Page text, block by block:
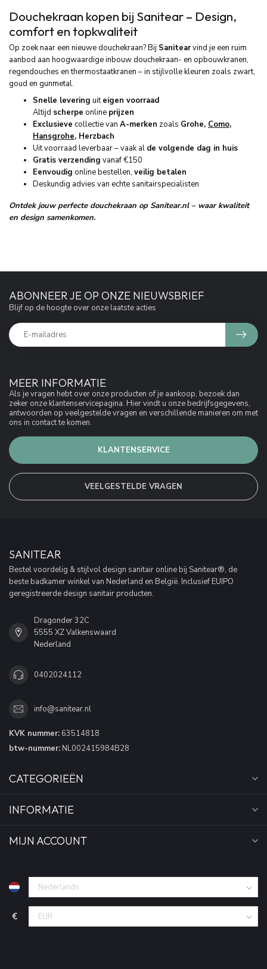
Douchekraan kopen bij Sanitear – Design,
comfort en topkwaliteit
Op zoek naar een nieuwe douchekraan? Bij Sanitearvind je een ruim
aanbod aan hoogwaardige inbouw douchekraan- en opbouwkranen,
regendouches en thermostaatkranen – in stijlvolle kleuren zoals zwart,
goud en gunmetal.
Snelle levering uiteigen voorraad
Altijd scherpe online prijzen
Exclusieve collectie van A-merken zoals Grohe, Como,
Hansgrohe, Herzbach
Uit voorraad leverbaar – vaak al de volgende dag in huis
Gratis verzending vanaf €150
Eenvoudig online bestellen, veilig betalen
Deskundig advies van echte sanitairspecialisten
Ontdek jouw perfecte douchekraan op Sanitear.nl – waar kwaliteit
en design samenkomen.
MEER INFORMATIE
Als je vragen hebt over onze producten of je aankoop, bezoek dan
zeker onze klantenservicepagina. Hier vindt u onze bedrijfsgegevens,
antwoorden op veelgestelde vragen en verschillende manieren om met
ons in contact te komen.
KLANTENSERVICE
VEELGESTELDE VRAGEN
ABONNEER JE OP ONZE NIEUWSBRIEF
Blijf op de hoogte over onze laatste acties
SANITEAR
Bestel voordelig & stijlvol design sanitair online bij Sanitear®, de
beste badkamer winkel van Nederland en België. Inclusief EUIPO
geregistreerde design sanitair producten.
Dragonder 32C
5555 XZ Valkenswaard
Nederland
0402024112
info@sanitear.nl
KVK nummer: 63514818
btw-nummer: NL002415984B28
CATEGORIEËN
INFORMATIE
MIJN ACCOUNT
€